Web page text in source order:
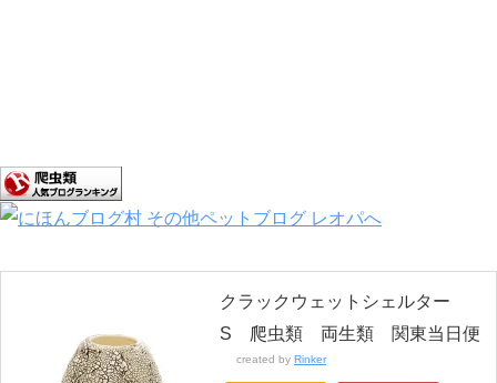
クラックウェットシェルター
S 爬虫類 両生類 関東当日便
created by Rinker